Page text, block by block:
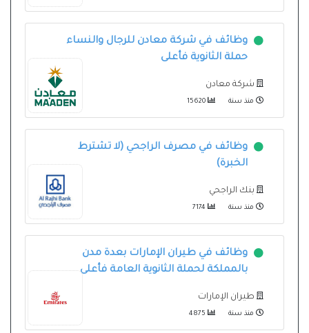
وظائف في شركة معادن للرجال والنساء
حملة الثانوية فأعلى
شركة معادن
منذ سنة
وظائف في مصرف الراجحي (لا تشترط
الخبرة)
بنك الراجحي
منذ سنة
وظائف في طيران الإمارات بعدة مدن
بالمملكة لحملة الثانوية العامة فأعلى
طيران الإمارات
منذ سنة